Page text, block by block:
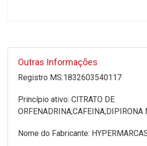
Outras Informações
Registro MS:1832603540117
Princípio ativo: CITRATO DE
ORFENADRINA;CAFEINA;DIPIRONA
Nome do Fabricante: